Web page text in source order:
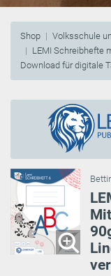
Shop Volksschule
LEMI Schreibhefte
Download für digitale